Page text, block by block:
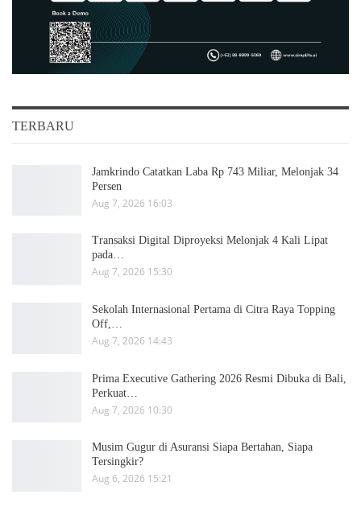
TERBARU
Jamkrindo Catatkan Laba Rp 743 Miliar, Melonjak 34
Persen
Aug 7, 2026 16:03
Transaksi Digital Diproyeksi Melonjak 4 Kali Lipat
pada…
Aug 7, 2026 15:30
Sekolah Internasional Pertama di Citra Raya Topping
Off,…
Aug 7, 2026 14:43
Prima Executive Gathering 2026 Resmi Dibuka di Bali,
Perkuat…
Aug 7, 2026 10:30
Musim Gugur di Asuransi Siapa Bertahan, Siapa
Tersingkir?
Aug 6, 2026 15:21